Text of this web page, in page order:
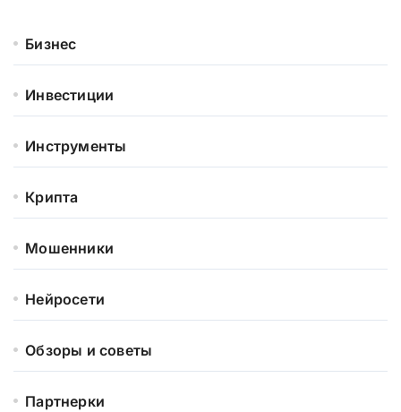
Бизнес
Инвестиции
Инструменты
Крипта
Мошенники
Нейросети
Обзоры и советы
Партнерки